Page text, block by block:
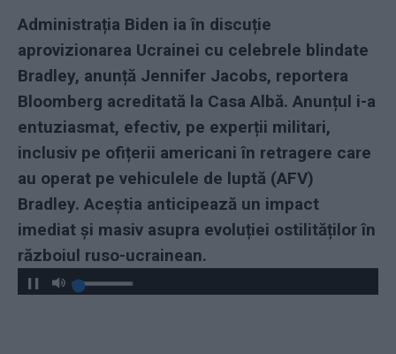
Administrația Biden ia în discuție
aprovizionarea Ucrainei cu celebrele blindate
Bradley, anunță Jennifer Jacobs, reportera
Bloomberg acreditată la Casa Albă. Anunțul i-a
entuziasmat, efectiv, pe experții militari,
inclusiv pe ofițerii americani în retragere care
au operat pe vehiculele de luptă (AFV)
Bradley. Aceștia anticipează un impact
imediat și masiv asupra evoluției ostilităților în
războiul ruso-ucrainean.